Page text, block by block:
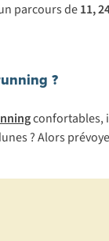
parcours de11,
?
confortables,
unes?Alors pr